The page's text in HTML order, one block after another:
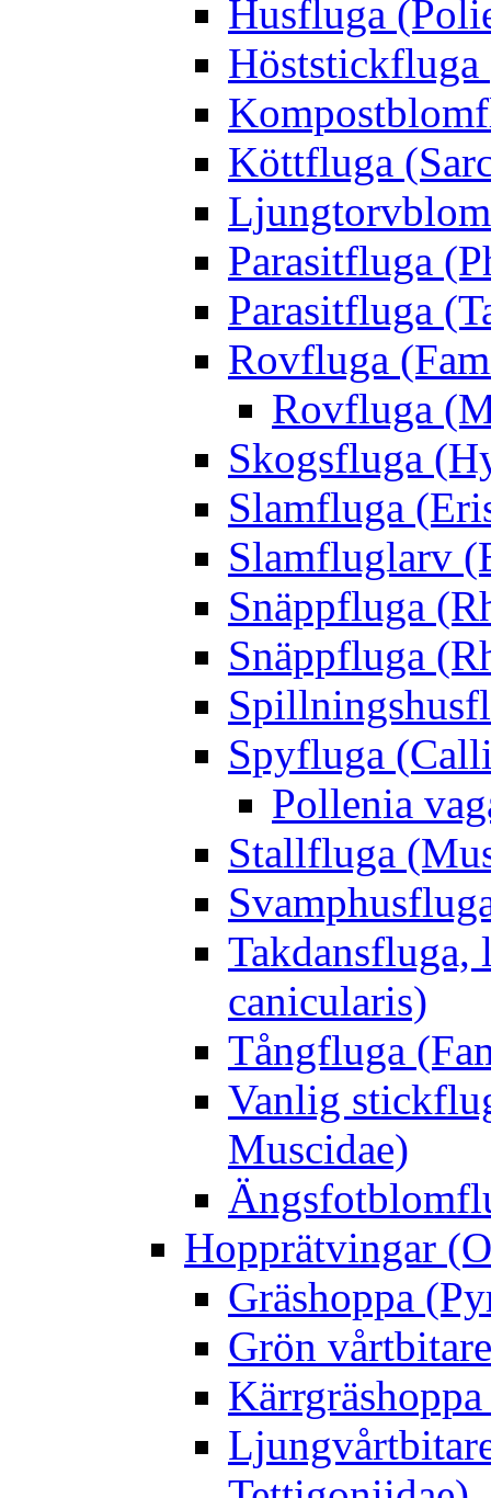
Husfluga
Höststickfluga
Köttfluga
Parasitfluga
Parasitfluga
Rovfluga
Rovfluga
Skogsfluga
Slamfluga
Slamfluglarv
Snäppfluga
Snäppfluga
Spyfluga
Pollenia
Stallfluga
Takdansfluga,
canicularis)
Tångfluga
Vanlig
Muscidae)
Hopprätvingar
Gräshoppa
Grön